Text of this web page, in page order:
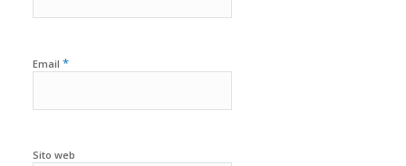
Email *
Sito web